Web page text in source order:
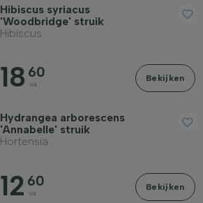
Hibiscus syriacus
'Woodbridge' struik
Hibiscus
18 60
va
Bekijken
Hydrangea arborescens
'Annabelle' struik
Hortensia
12 60
va
Bekijken